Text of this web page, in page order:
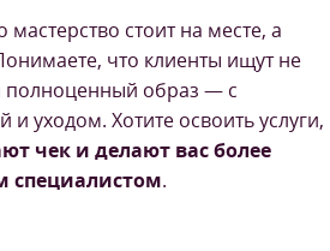
мастерство стоит на месте, а
что клиенты ищут не
полноценный образ — с
и уходом. Хотите освоить услуги,
чек и делают вас более
специалистом.